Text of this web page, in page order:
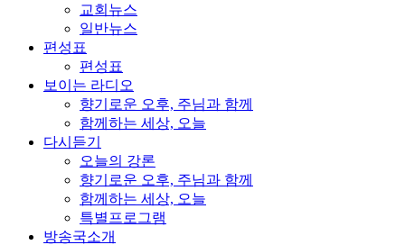
교회뉴스
일반뉴스
편성표
편성표
보이는 라디오
향기로운 오후, 주님과 함께
함께하는 세상, 오늘
다시듣기
오늘의 강론
향기로운 오후, 주님과 함께
함께하는 세상, 오늘
특별프로그램
방송국소개